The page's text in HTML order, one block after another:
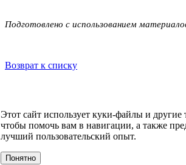
Подготовлено с использованием
Возврат к списку
О компании
УСЛУГИ
События
Клиенты
МЕРОПРИЯТИЯ
Этот сайт использует куки-файлы и другие
чтобы помочь вам в навигации, а также
лучший пользовательский опыт.
Понятно